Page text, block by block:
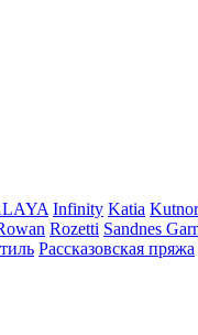
Infinity Katia Kutnor
Rozetti Sandnes
Рассказовская пряжа